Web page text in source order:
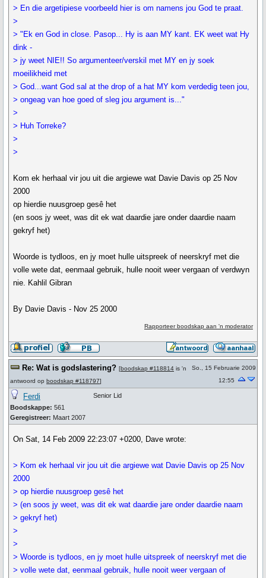
> En die argetipiese voorbeeld hier is om namens jou God te praat.
>
> "Ek en God in close. Pasop... Hy is aan MY kant. EK weet wat Hy
dink -
> jy weet NIE!! So argumenteer/verskil met MY en jy soek
moeilikheid met
> God...want God sal at the drop of a hat MY kom verdedig teen jou,
> ongeag van hoe goed of sleg jou argument is..."
>
> Huh Torreke?
>
>
Kom ek herhaal vir jou uit die argiewe wat Davie Davis op 25 Nov
2000
op hierdie nuusgroep gesê het
(en soos jy weet, was dit ek wat daardie jare onder daardie naam
gekryf het)
Woorde is tydloos, en jy moet hulle uitspreek of neerskryf met die
volle wete dat, eenmaal gebruik, hulle nooit weer vergaan of verdwyn
nie. Kahlil Gibran
By Davie Davis - Nov 25 2000
Rapporteer boodskap aan 'n moderator
Re: Wat is godslastering? [boodskap #118814 is 'n
antwoord op boodskap #118797]
So., 15 Februarie 2009
12:55
Ferdi
Boodskappe: 561
Geregistreer: Maart 2007
Senior Lid
On Sat, 14 Feb 2009 22:23:07 +0200, Dave wrote:
> Kom ek herhaal vir jou uit die argiewe wat Davie Davis op 25 Nov
2000
> op hierdie nuusgroep gesê het
> (en soos jy weet, was dit ek wat daardie jare onder daardie naam
> gekryf het)
>
>
> Woorde is tydloos, en jy moet hulle uitspreek of neerskryf met die
> volle wete dat, eenmaal gebruik, hulle nooit weer vergaan of